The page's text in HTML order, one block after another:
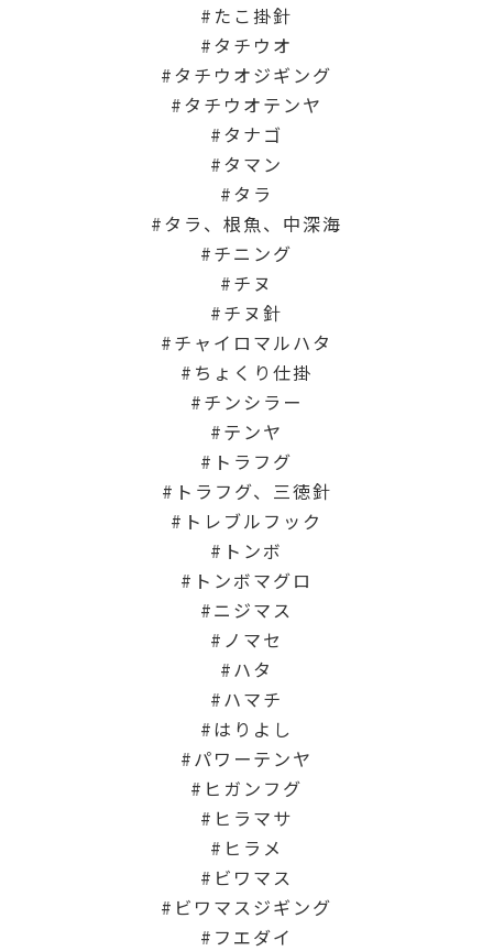
たこ掛針
タチウオ
タチウオジギング
タチウオテンヤ
タナゴ
タマン
タラ
タラ、根魚、中深海
チニング
チヌ
チヌ針
チャイロマルハタ
ちょくり仕掛
チンシラー
テンヤ
トラフグ
トラフグ、三徳針
トレブルフック
トンボ
トンボマグロ
ニジマス
ノマセ
ハタ
ハマチ
はりよし
パワーテンヤ
ヒガンフグ
ヒラマサ
ヒラメ
ビワマス
ビワマスジギング
フエダイ